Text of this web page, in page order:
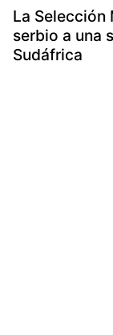
La Selección
serbio a una
Sudáfrica